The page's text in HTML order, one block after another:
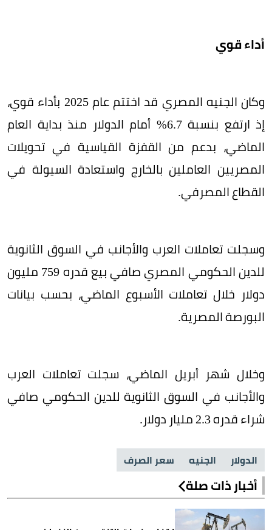
أداء قوي
وكان الجنيه المصري قد اختتم عام 2025 بأداء قوي،
إذ ارتفع بنسبة 6.7% أمام الدولار منذ بداية العام
الماضي، بدعم من القفزة القياسية في تحويلات
المصريين العاملين بالخارج واستعادة السيولة في
القطاع المصرفي.
وسجلت تعاملات العرب والأجانب في السوق الثانوية
للدين الحكومي المصري صافي بيع قدره 759 مليون
دولار خلال تعاملات الأسبوع الماضي، بحسب بيانات
البورصة المصرية.
وخلال شهر أبريل الماضي، سجلت تعاملات العرب
والأجانب في السوق الثانوية للدين الحكومي صافي
شراء قدره 2.3 مليار دولار.
الدولار الجنيه سعر الصرف
أخبار ذات صلة